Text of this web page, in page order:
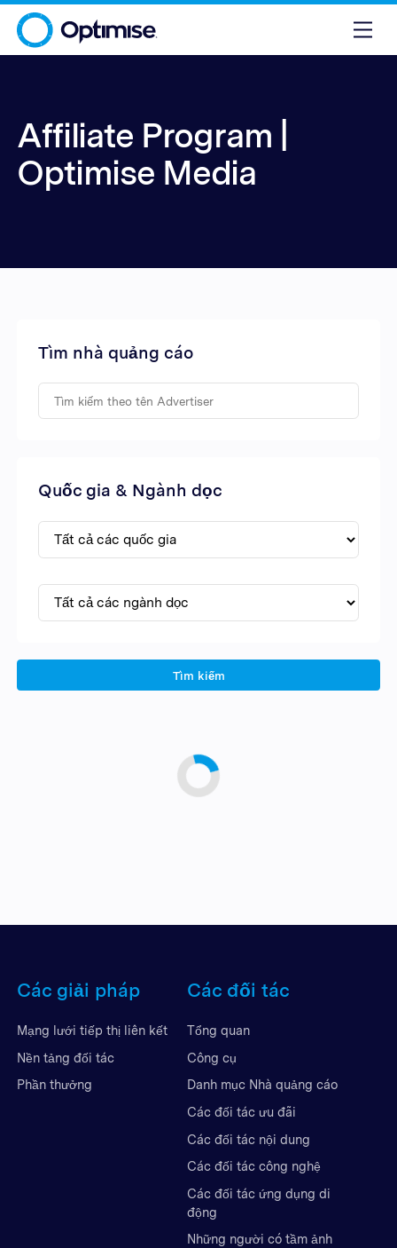
Affiliate Program |
Optimise Media
Tìm nhà quảng cáo
Quốc gia & Ngành dọc
Tìm kiếm
Các giải pháp
Mạng lưới tiếp thị liên kết
Nền tảng đối tác
Phần thưởng
Các đối tác
Tổng quan
Công cụ
Danh mục Nhà quảng cáo
Các đối tác ưu đãi
Các đối tác nội dung
Các đối tác công nghệ
Các đối tác ứng dụng di
động
Những người có tầm ảnh